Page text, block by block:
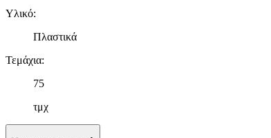
Υλικό:
Πλαστικά
Τεμάχια:
75
τμχ